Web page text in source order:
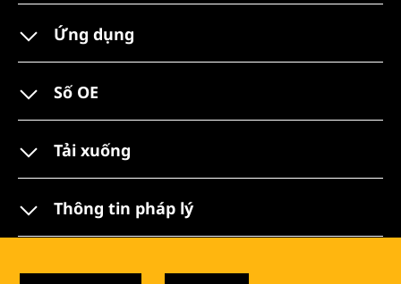
Ứng dụng
Số OE
Tải xuống
Thông tin pháp lý